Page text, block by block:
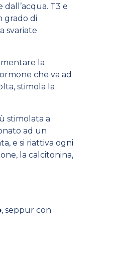
T3 e
grado di
svariate
la
che va ad
stimola la
stimolata a
ad un
e si riattiva ogni
la calcitonina,
, seppur con